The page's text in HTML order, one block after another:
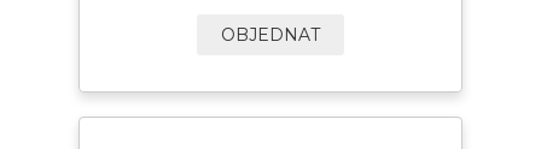
OBJEDNAT